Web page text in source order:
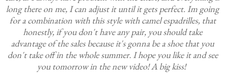
long there on me, I can adjust it until it gets perfect. Im going
for a combination with this style with camel espadrilles, that
honestly, if you don't have any pair, you should take
advantage of the sales because it's gonna be a shoe that you
don't take off in the whole summer. I hope you like it and see
you tomorrow in the new video! A big kiss!